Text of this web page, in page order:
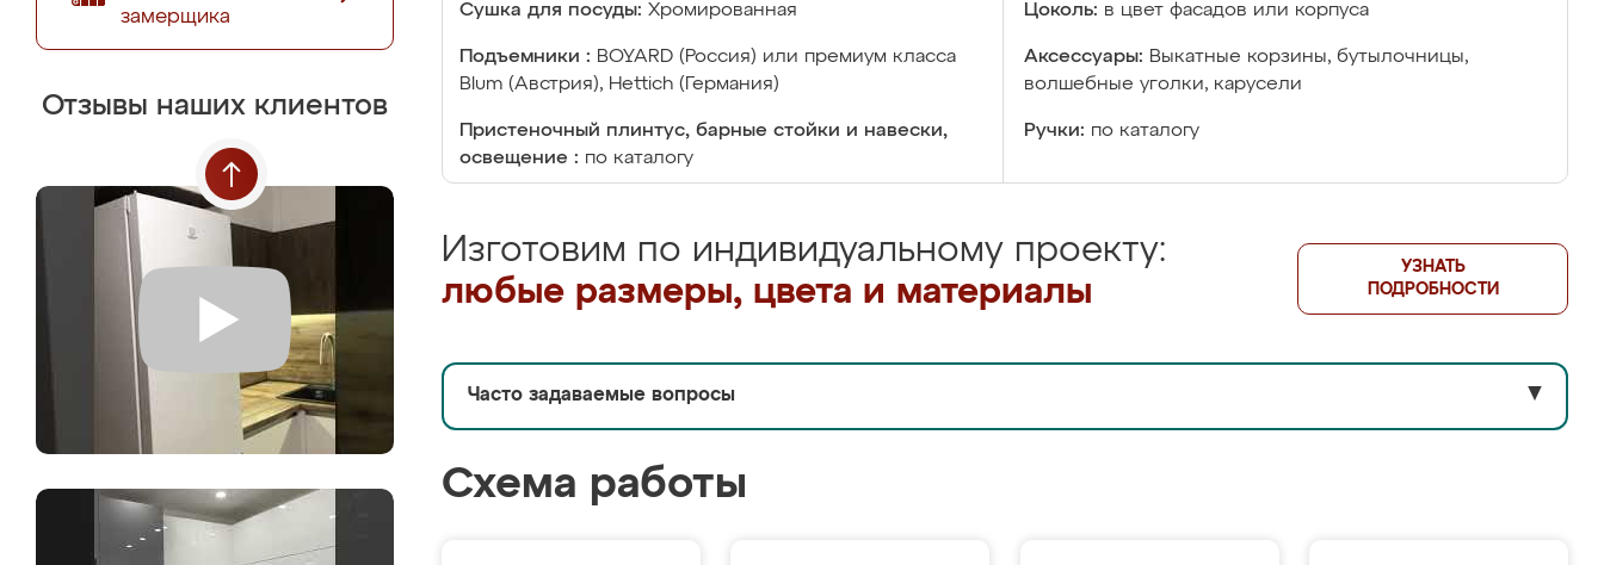
замерщика
Отзывы наших клиентов
Сушка для посуды: Хромированная Цоколь: в цвет фасадов или корпуса
Подъемники : BOYARD (Россия) или премиум класса
Blum (Австрия), Hettich (Германия)
Аксессуары: Выкатные корзины, бутылочницы,
волшебные уголки, карусели
Пристеночный плинтус, барные стойки и навески,
освещение : по каталогу
Ручки: по каталогу
Изготовим по индивидуальному проекту:
любые размеры, цвета и материалы
УЗНАТЬ
ПОДРОБНОСТИ
Часто задаваемые вопросы ▼
Схема работы